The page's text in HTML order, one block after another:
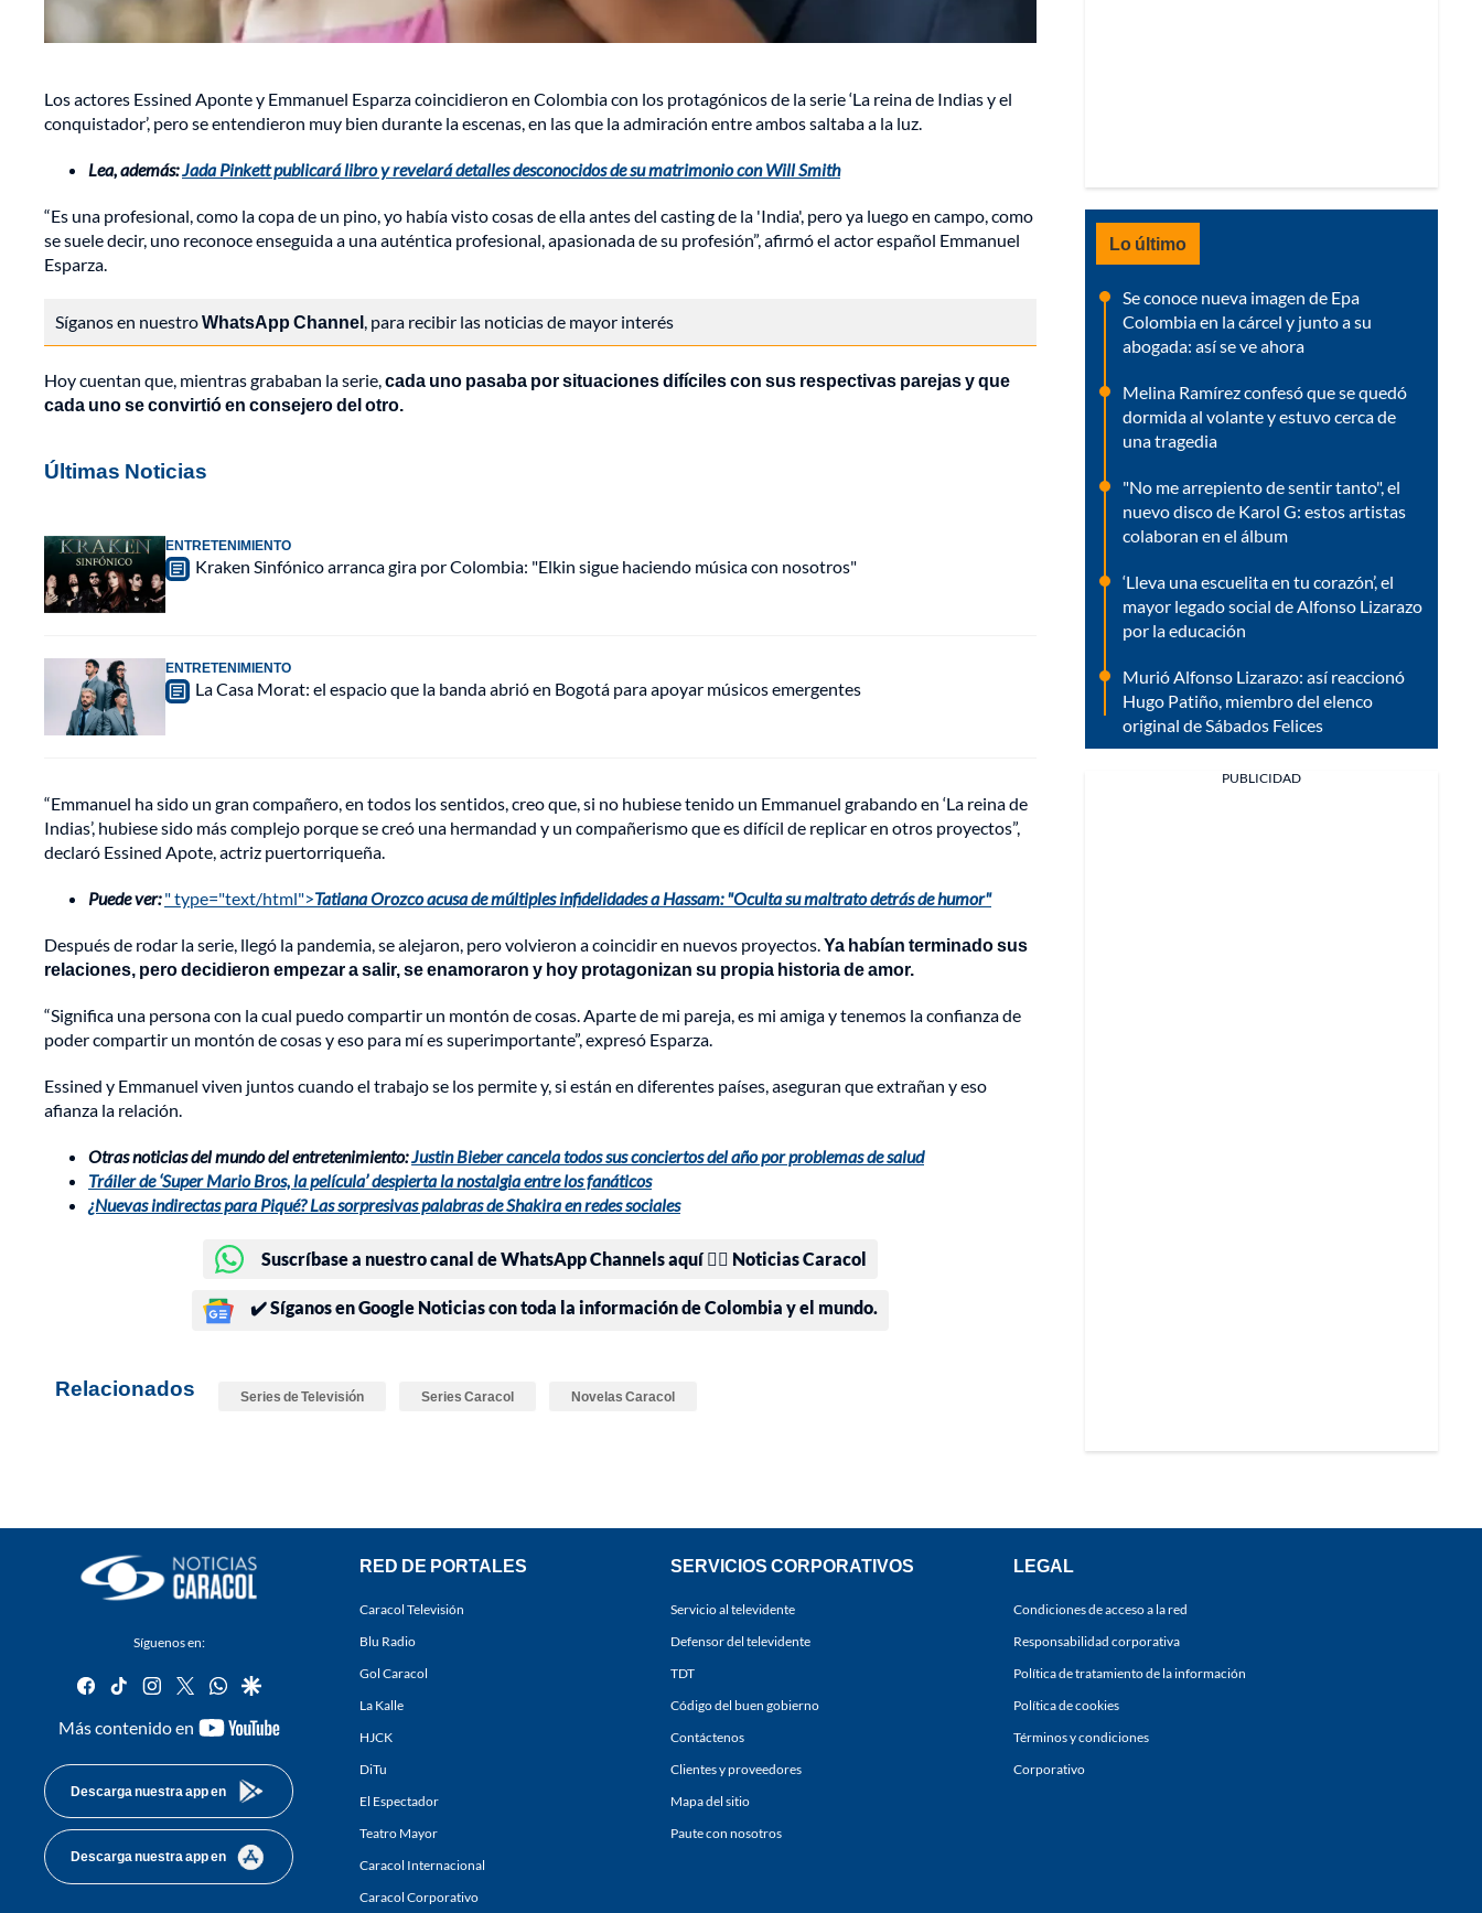
Los actores Essined Aponte y Emmanuel Esparza coincidieron en Colombia con los protagónicos de la serie ‘La reina de Indias y el
conquistador’, pero se entendieron muy bien durante la escenas, en las que la admiración entre ambos saltaba a la luz.
Lea, además:Jada Pinkett publicará libro y revelará detalles desconocidos de su matrimonio con Will Smith
“Es una profesional, como la copa de un pino, yo había visto cosas de ella antes del casting de la 'India', pero ya luego en campo, como
se suele decir, uno reconoce enseguida a una auténtica profesional, apasionada de su profesión”, afirmó el actor español Emmanuel
Esparza.
Síganos en nuestroWhatsApp Channel, para recibir las noticias de mayor interés
Hoy cuentan que, mientras grababan la serie,cada uno pasaba por situaciones difíciles con sus respectivas parejas y que
cada uno se convirtió en consejero del otro.
Últimas Noticias
ENTRETENIMIENTO
Kraken Sinfónico arranca gira por Colombia: "Elkin sigue haciendo música con nosotros"
ENTRETENIMIENTO
La Casa Morat: el espacio que la banda abrió en Bogotá para apoyar músicos emergentes
“Emmanuel ha sido un gran compañero, en todos los sentidos, creo que, si no hubiese tenido un Emmanuel grabando en ‘La reina de
Indias’, hubiese sido más complejo porque se creó una hermandad y un compañerismo que es difícil de replicar en otros proyectos”,
declaró Essined Apote, actriz puertorriqueña.
Puede ver:" type="text/html">Tatiana Orozco acusa de múltiples infidelidades a Hassam: "Oculta su maltrato detrás de humor"
Después de rodar la serie, llegó la pandemia, se alejaron, pero volvieron a coincidir en nuevos proyectos.Ya habían terminado sus
relaciones, pero decidieron empezar a salir, se enamoraron y hoy protagonizan su propia historia de amor.
“Significa una persona con la cual puedo compartir un montón de cosas. Aparte de mi pareja, es mi amiga y tenemos la confianza de
poder compartir un montón de cosas y eso para mí es superimportante”, expresó Esparza.
Essined y Emmanuel viven juntos cuando el trabajo se los permite y, si están en diferentes países, aseguran que extrañan y eso
afianza la relación.
Otras noticias del mundo del entretenimiento:Justin Bieber cancela todos sus conciertos del año por problemas de salud
Tráiler de ‘Super Mario Bros, la película’ despierta la nostalgia entre los fanáticos
¿Nuevas indirectas para Piqué? Las sorpresivas palabras de Shakira en redes sociales
Suscríbase a nuestro canal de WhatsApp Channels aquí 👉🏻 Noticias Caracol
✔️ Síganos en Google Noticias con toda la información de Colombia y el mundo.
Relacionados Series de Televisión Series Caracol Novelas Caracol
Lo último
Se conoce nueva imagen de Epa
Colombia en la cárcel y junto a su
abogada: así se ve ahora
Melina Ramírez confesó que se quedó
dormida al volante y estuvo cerca de
una tragedia
"No me arrepiento de sentir tanto", el
nuevo disco de Karol G: estos artistas
colaboran en el álbum
‘Lleva una escuelita en tu corazón’, el
mayor legado social de Alfonso Lizarazo
por la educación
Murió Alfonso Lizarazo: así reaccionó
Hugo Patiño, miembro del elenco
original de Sábados Felices
PUBLICIDAD
Síguenos en:
facebook
tiktok instagram
twitterwhatsapp
google
Más contenido en
youtube-
Descarga nuestra app en
Descarga nuestra app en
RED DE PORTALES
Caracol Televisión
Blu Radio
Gol Caracol
La Kalle
HJCK
DiTu
El Espectador
Teatro Mayor
Caracol Internacional
Caracol Corporativo
SERVICIOS CORPORATIVOS
Servicio al televidente
Defensor del televidente
TDT
Código del buen gobierno
Contáctenos
Clientes y proveedores
Mapa del sitio
Paute con nosotros
LEGAL
Condiciones de acceso a la red
Responsabilidad corporativa
Política de tratamiento de la información
Política de cookies
Términos y condiciones
Corporativo